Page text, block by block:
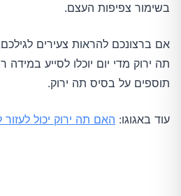
בשימור צפיפות העצם.
אם ברצונכם להראות צעירים
תה ירוק מדי יום יוכלו לסייע במידה
תוספים על בסיס תה ירוק.
עוד באגוגו: האם תה ירוק יכול לעזור